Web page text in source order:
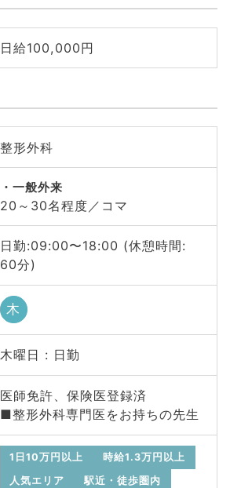
日給100,000円
整形外科
一般外来
20～30名程度／コマ
日勤:09:00〜18:00 (休憩時間:
60分)
木
木曜日 : 日勤
医師免許、保険医登録済
■整形外科専門医をお持ちの先生
1日10万円以上
時給1.3万円以上
人気エリア
駅近・徒歩圏内